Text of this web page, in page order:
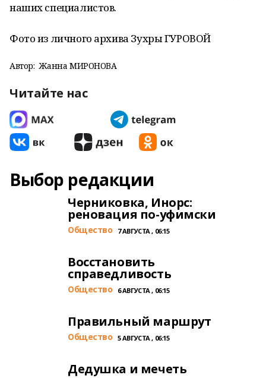
наших специалистов.
Фото из личного архива Зухры ГУРОВОЙ
Автор: Жанна МИРОНОВА
Читайте нас
Выбор редакции
Черниковка, Инорс:
реновация по-уфимски
Общество 7 АВГУСТА , 06:15
Восстановить
справедливость
Общество 6 АВГУСТА , 06:15
Правильный маршрут
Общество 5 АВГУСТА , 06:15
Дедушка и мечеть